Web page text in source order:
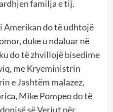
familja e tij.
do të udhtojë
duke u ndaluar në
do të zhvillojë bisedime
me Kryeministrin
e Jashtëm malazez,
Mike Pompeo do të
së Veriut për